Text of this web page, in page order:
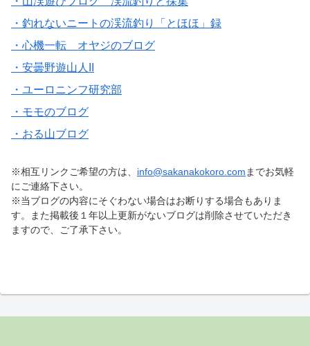
・釣れないニートの渓流釣り「とほほ」録
・心機一転 オヤジのブログ
・安曇野遊山人II
・ユーロニンフ研究部
・モモのブログ
・おる山ブログ
※相互リンクご希望の方は、 info@sakanakokoro.com までお気軽
にご連絡下さい。
※当ブログの内容にそぐわない場合はお断りする場合もありま
す。また掲載後１年以上更新がないブログは削除させていただき
ますので、ご了承下さい。